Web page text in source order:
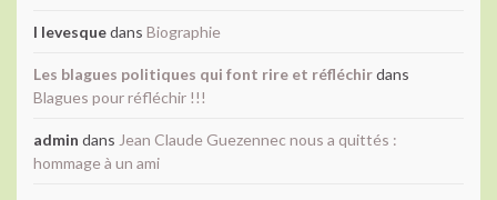
l levesquedans Biographie
Les blagues politiques qui font rire et réfléchirdans
Blagues pour réfléchir !!!
admin dans Jean Claude Guezennec nous a quittés :
hommage à un ami